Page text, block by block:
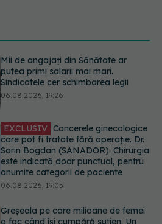
EXCLUSIV Cancerele ginecologice
care pot fi tratate fără operație. Dr.
Sorin Bogdan (SANADOR): Chirurgia
06.08.2026, 19:05
Greșeala pe care milioane de femei
o fac când își cumpără sutien. Un
medic explică metoda corectă
06.08.2026, 18:08
Colebil și Panzcebil, blocate